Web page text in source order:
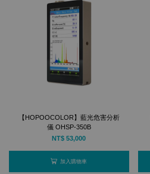
【HOPOOCOLOR】藍光危害分析
儀 OHSP-350B
NT$ 53,000
加入購物車